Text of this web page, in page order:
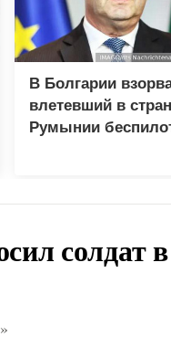
В Болгарии
влетевший в
Румынии
солдат в